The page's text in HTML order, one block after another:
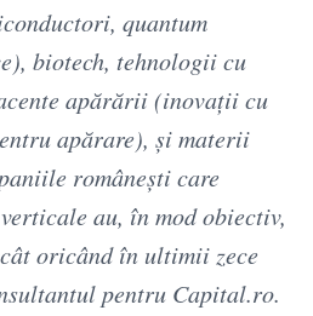
quantum
biotech, tehnologii cu
apărării (inovații cu
apărare), și materii
românești care
au, în mod obiectiv,
oricând în ultimii zece
pentru Capital.ro.